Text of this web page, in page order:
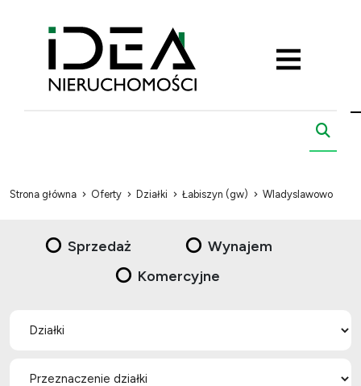
Strona główna Oferty Działki Łabiszyn (gw) Wladyslawowo
Sprzedaż
Wynajem
Komercyjne